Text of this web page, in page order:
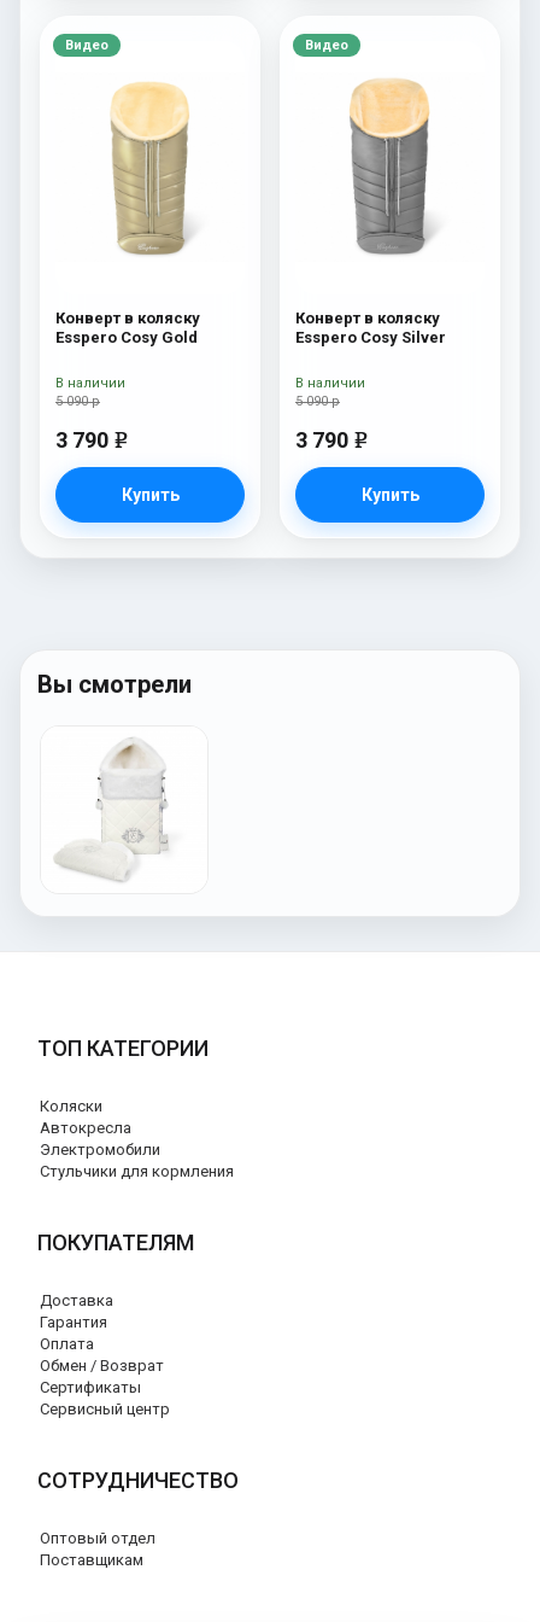
Видео
Конверт в коляску
Esspero Cosy Gold
5 090 р
3 790 e
Купить
В наличии
Видео
Конверт в коляску
Esspero Cosy Silver
5 090 р
3 790 e
Купить
В наличии
Вы смотрели
ТОП КАТЕГОРИИ
Коляски
Автокресла
Электромобили
Стульчики для кормления
ПОКУПАТЕЛЯМ
Доставка
Гарантия
Оплата
Обмен / Возврат
Сертификаты
Сервисный центр
СОТРУДНИЧЕСТВО
Оптовый отдел
Поставщикам